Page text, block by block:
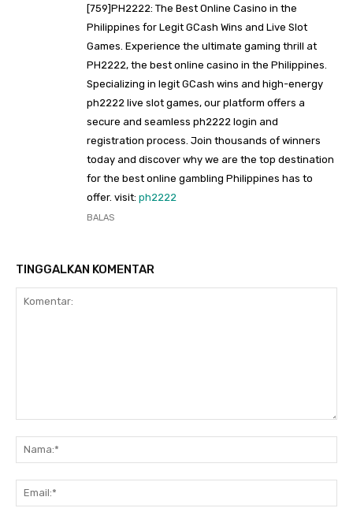
[759]PH2222: The Best Online Casino in the
Philippines for Legit GCash Wins and Live Slot
Games. Experience the ultimate gaming thrill at
PH2222, the best online casino in the Philippines.
Specializing in legit GCash wins and high-energy
ph2222 live slot games, our platform offers a
secure and seamless ph2222 login and
registration process. Join thousands of winners
today and discover why we are the top destination
for the best online gambling Philippines has to
offer. visit: ph2222
BALAS
TINGGALKAN KOMENTAR